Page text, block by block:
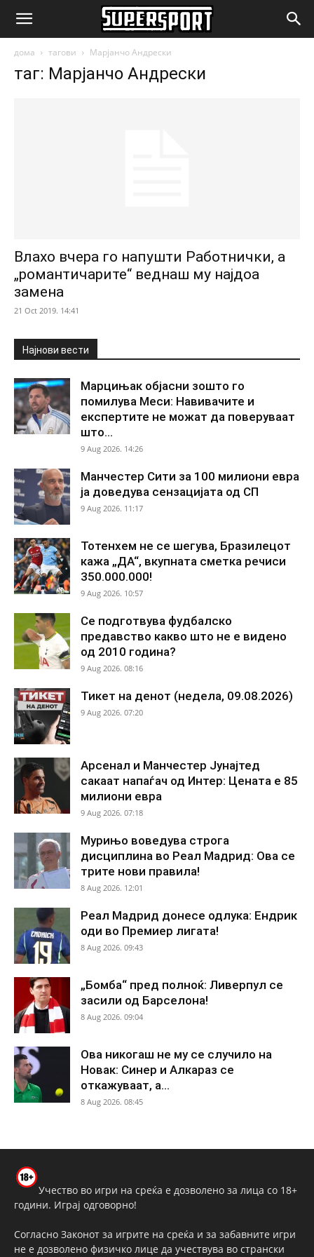
SuperSport.mk
дома тагови Марјанчо Андрески
таг: Марјанчо Андрески
Влахо вчера го напушти Работнички, а
„романтичарите“ веднаш му најдоа
замена
21 Oct 2019. 14:41
Најнови вести
Марцињак објасни зошто го
помилува Меси: Навивачите и
експертите не можат да поверуваат
што...
9 Aug 2026. 14:26
Манчестер Сити за 100 милиони евра
ја доведува сензацијата од СП
9 Aug 2026. 11:17
Тотенхем не се шегува, Бразилецот
кажа „ДА“, вкупната сметка речиси
350.000.000!
9 Aug 2026. 10:57
Се подготвува фудбалско
предавство какво што не е видено
од 2010 година?
9 Aug 2026. 08:16
Тикет на денот (недела, 09.08.2026)
9 Aug 2026. 07:20
Арсенал и Манчестер Јунајтед
сакаат напаѓач од Интер: Цената е 85
милиони евра
9 Aug 2026. 07:18
Мурињо воведува строга
дисциплина во Реал Мадрид: Ова се
трите нови правила!
8 Aug 2026. 12:01
Реал Мадрид донесе одлука: Ендрик
оди во Премиер лигата!
8 Aug 2026. 09:43
„Бомба“ пред полноќ: Ливерпул се
засили од Барселона!
8 Aug 2026. 09:04
Ова никогаш не му се случило на
Новак: Синер и Алкараз се
откажуваат, а...
8 Aug 2026. 08:45
Учество во игри на среќа е дозволено за лица со 18+
години. Играј одговорно!
Согласно Законот за игрите на среќа и за забавните игри
не е дозволено физичко лице да учествува во странски